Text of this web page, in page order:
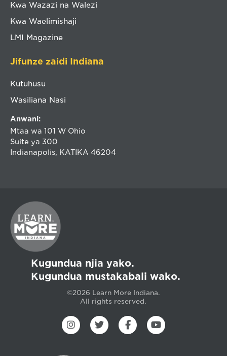
Kwa Wazazi na Walezi
Kwa Waelimishaji
LMI Magazine
Jifunze zaidi Indiana
Kutuhusu
Wasiliana Nasi
Anwani:
Mtaa wa 101 W Ohio
Suite ya 300
Indianapolis, KATIKA 46204
Kugundua njia yako.
Kugundua mustakabali wako.
©2026 Learn More Indiana.
All rights reserved.